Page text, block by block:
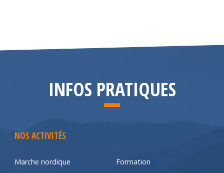
INFOS PRATIQUES
NOS ACTIVITÉS
Marche nordique Formation